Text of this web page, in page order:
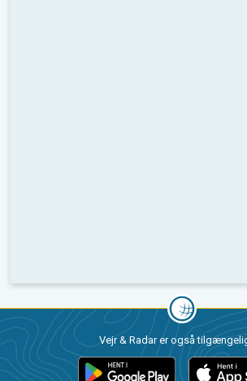
Vejr & Radar er også